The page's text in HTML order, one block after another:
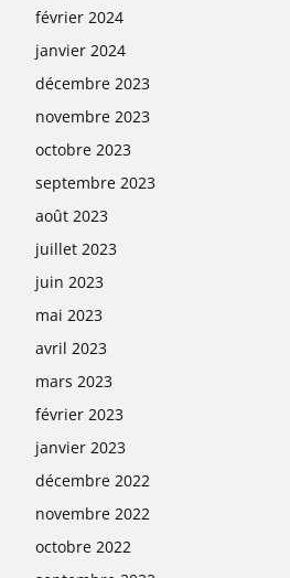
février 2024
janvier 2024
décembre 2023
novembre 2023
octobre 2023
septembre 2023
août 2023
juillet 2023
juin 2023
mai 2023
avril 2023
mars 2023
février 2023
janvier 2023
décembre 2022
novembre 2022
octobre 2022